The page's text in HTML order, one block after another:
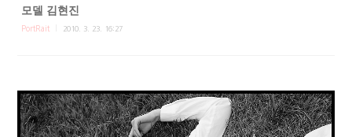
모델 김현진
PortRait 2010. 3. 23. 16:27